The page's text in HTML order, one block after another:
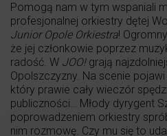
Pomogą nam w tym wspaniali
profesjonalnej orkiestry dętej
Junior Opole Orkiestra!
że jej członkowie poprzez
radość. W JOO!grają
Opolszczyzny. Na scenie
który prawie cały wieczór
publiczności… Młody dyrygent
poprowadzeniem orkiestry
nim rozmowę. Czy mu się to